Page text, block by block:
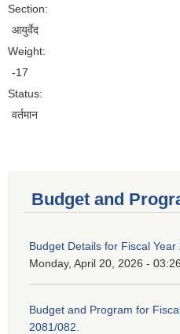
Section:
आयुर्वेद
Weight:
-17
Status:
वर्तमान
Budget and
Budget Details for Fiscal Year
Monday, April 20, 2026 - 03:26
Budget and Program for
2081/082.